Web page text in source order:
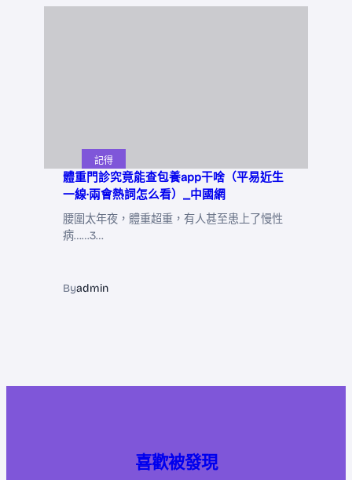
記得
體重門診究竟能查包養app干啥（平易近生
一線·兩會熱詞怎么看）_中國網
腰圍太年夜，體重超重，有人甚至患上了慢性
病……3…
Byadmin
喜歡被發現